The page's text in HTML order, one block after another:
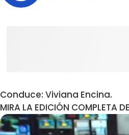
Conduce: Viviana Encina.
MIRA LA EDICIÓN COMPLETA